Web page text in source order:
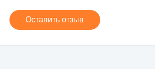
Оставить отзыв